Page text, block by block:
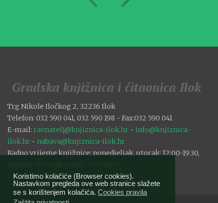
Koristimo kolačiće (Browser cookies).
Nastavkom pregleda ove web stranice slažete
se s korištenjem kolačića. Cookies pravila
Trg Nikole Iločkog 2, 32236 Ilok
Telefon: 032 590 041, 032 590 198 - Fax:032 590 041
E-mail: ravnatelj@knjiznica-ilok.hr - info@knjiznica-
ilok.hr - nabava@knjiznica-ilok.hr
Radno vrijeme knjižnice: ponedjeljak, utorak: 12:00-19:30,